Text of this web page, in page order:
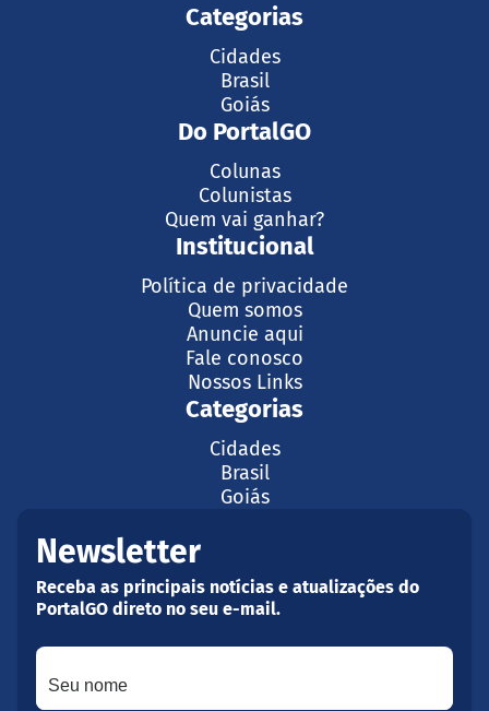
Categorias
Cidades
Brasil
Goiás
Do PortalGO
Colunas
Colunistas
Quem vai ganhar?
Institucional
Política de privacidade
Quem somos
Anuncie aqui
Fale conosco
Nossos Links
Categorias
Cidades
Brasil
Goiás
Newsletter
Receba as principais notícias e atualizações do
PortalGO direto no seu e-mail.
Seu nome